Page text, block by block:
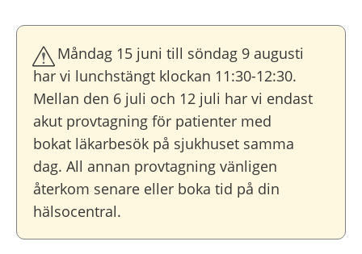
Måndag 15 juni till söndag 9 augusti
har vi lunchstängt klockan 11:30-12:30.
Mellan den 6 juli och 12 juli har vi endast
akut provtagning för patienter med
bokat läkarbesök på sjukhuset samma
dag. All annan provtagning vänligen
återkom senare eller boka tid på din
hälsocentral.